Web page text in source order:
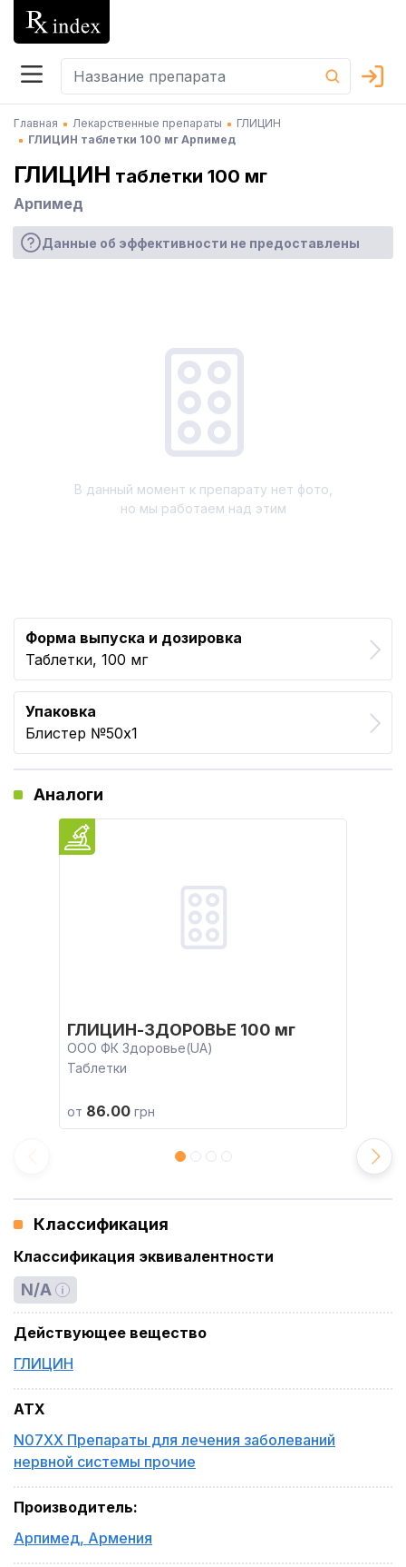
Главная Лекарственные препараты
ГЛИЦИН
ГЛИЦИН таблетки 100 мг Арпимед
ГЛИЦИН таблетки 100 мг
Арпимед
Данные об эффективности не предоставлены
В данный момент к препарату нет фото,
но мы работаем над этим
Форма выпуска и дозировка
Таблетки, 100 мг
Упаковка
Блистер №50x1
Аналоги
ГЛИЦИН-ЗДОРОВЬЕ 100 мг
ООО ФК Здоровье(UA)
Таблетки
от 86.00 грн
Классификация
Классификация эквивалентности
N/A
Действующее вещество
ГЛИЦИН
ATX
N07XX Препараты для лечения заболеваний
нервной системы прочие
Производитель:
Арпимед, Армения